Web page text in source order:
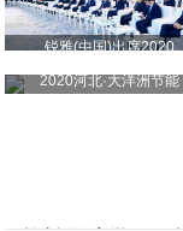
锐雅(中国)出席2020
2020河北·大洋洲节能